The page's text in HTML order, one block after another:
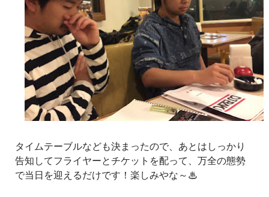
タイムテーブルなども決まったので、あとはしっかり
告知してフライヤーとチケットを配って、万全の態勢
で当日を迎えるだけです！楽しみやな～♨